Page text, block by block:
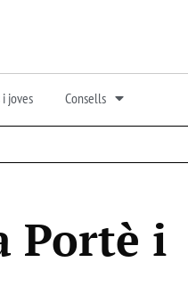
joves Consells
Portè i